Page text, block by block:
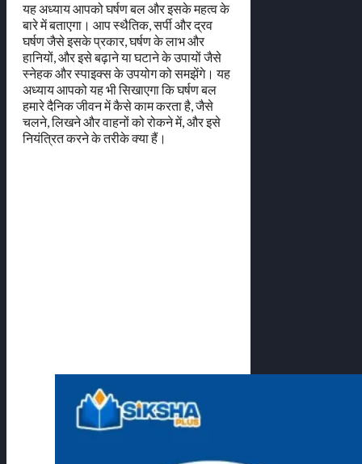
यह अध्याय आपको घर्षण बल और इसके महत्व के
बारे में बताएगा। आप स्थैतिक, सर्पी और द्रव
घर्षण जैसे इसके प्रकार, घर्षण के लाभ और
हानियों, और इसे बढ़ाने या घटाने के उपायों जैसे
स्नेहक और स्पाइक्स के उपयोग को समझेंगे। यह
अध्याय आपको यह भी सिखाएगा कि घर्षण बल
हमारे दैनिक जीवन में कैसे काम करता है, जैसे
चलने, लिखने और वाहनों को रोकने में, और इसे
नियंत्रित करने के तरीके क्या हैं।